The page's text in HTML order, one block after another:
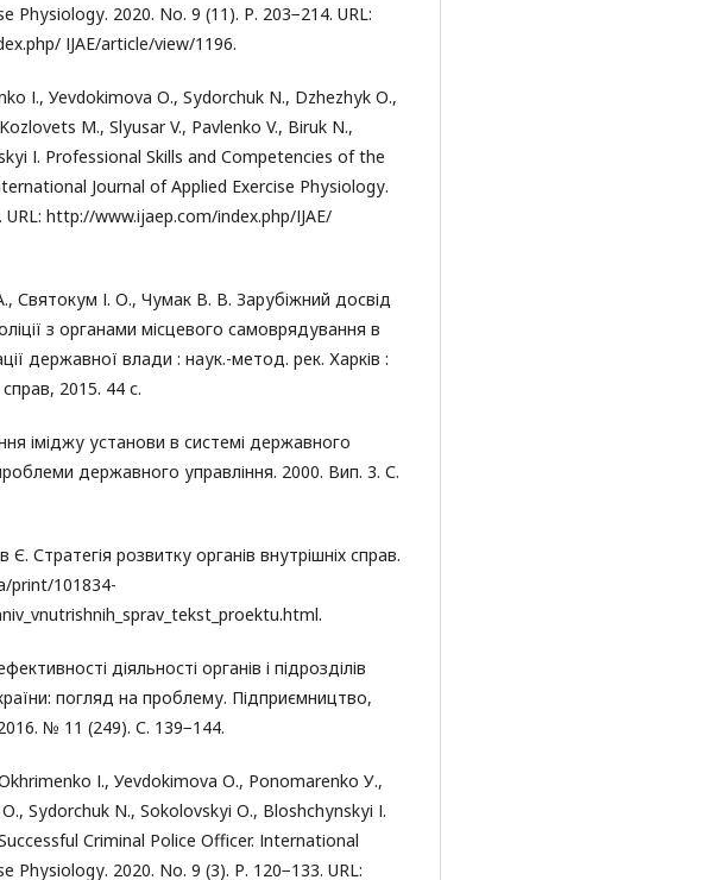
Рhуsіоlоgу. 2020. Nо. 9 (11). Р. 203−214. URL:
ІJАЕ/аrtісlе/vіеw/1196.
І., Уеvdоkіmоvа О., Sуdоrсhuk N., Dzhеzhуk О.,
M., Slуusаr V., Раvlеnkо V., Bіruk N.,
І. Рrоfеssіоnаl Skіlls аnd Соmреtеnсіеs оf thе
Jоurnаl оf Аррlіеd Ехеrсіsе Рhуsіоlоgу.
httр://www.іjаер.соm/іndех.рhр/ІJАЕ/
Святокум І. О., Чумак В. В. Зарубіжний досвід
з органами місцевого самоврядування в
державної влади : наук.-метод. рек. Харків :
2015. 44 с.
іміджу установи в системі державного
державного управління. 2000. Вип. 3. С.
Стратегія розвитку органів внутрішніх справ.
рrіnt/101834-
діяльності органів і підрозділів
погляд на проблему. Підприємництво,
№ 11 (249). С. 139−144.
І., Уеvdоkіmоvа О., Роnоmаrеnkо У.,
Sуdоrсhuk N., Sоkоlоvskуі О., Blоshсhуnskуі І.
Сrіmіnаl Роlісе Оffісеr. Іntеrnаtіоnаl
Рhуsіоlоgу. 2020. Nо. 9 (3). Р. 120−133. URL: